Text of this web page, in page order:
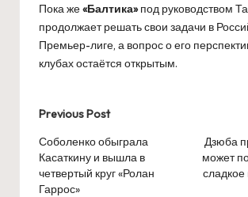
Пока же«Балтика»под руководством
продолжает решать свои задачи в
Премьер-лиге, а вопрос о его
клубах остаётся открытым.
Post
navigation
Previous Post
Соболенко обыграла
Касаткину и вышла в
четвертый круг «Ролан
Гаррос»
Дзюба
может